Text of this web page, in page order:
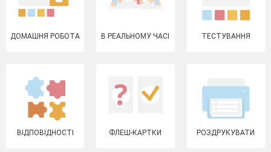
ДОМАШНЯ РОБОТА В РЕАЛЬНОМУ ЧАСІ ТЕСТУВАННЯ
ВІДПОВІДНОСТІ ФЛЕШ-КАРТКИ РОЗДРУКУВАТИ